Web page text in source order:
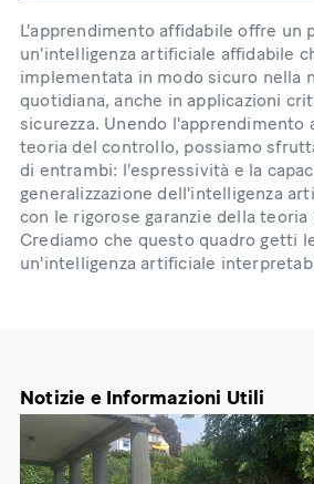
L'apprendimento affidabile offre un
un'intelligenza artificiale affidabile
implementata in modo sicuro nella
quotidiana, anche in applicazioni
sicurezza. Unendo l'apprendimento
teoria del controllo, possiamo
di entrambi: l'espressività e la
generalizzazione dell'intelligenza
con le rigorose garanzie della
Crediamo che questo quadro getti
un'intelligenza artificiale
Notizie e Informazioni Utili